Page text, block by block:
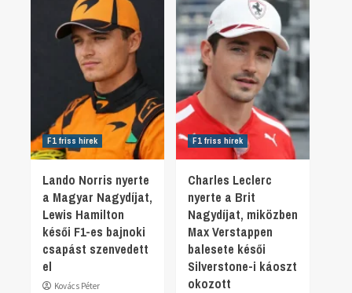
F1 friss hírek
Lando Norris nyerte
a Magyar Nagydíjat,
Lewis Hamilton
késői F1-es bajnoki
csapást szenvedett
el
Kovács Péter
F1 friss hírek
Charles Leclerc
nyerte a Brit
Nagydíjat, miközben
Max Verstappen
balesete késői
Silverstone-i káoszt
okozott